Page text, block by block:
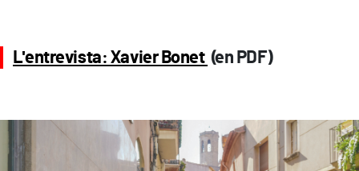
L'entrevista: Xavier Bonet (en PDF)